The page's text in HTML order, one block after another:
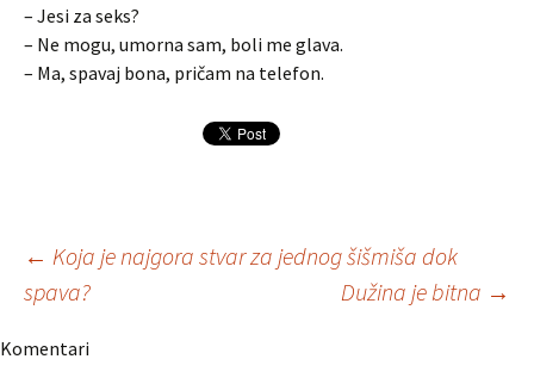
– Jesi za seks?
– Ne mogu, umorna sam, boli me glava.
– Ma, spavaj bona, pričam na telefon.
Navigacija
članaka
← Koja je najgora stvar za jednog šišmiša dok
spava?
Dužina je bitna →
Komentari